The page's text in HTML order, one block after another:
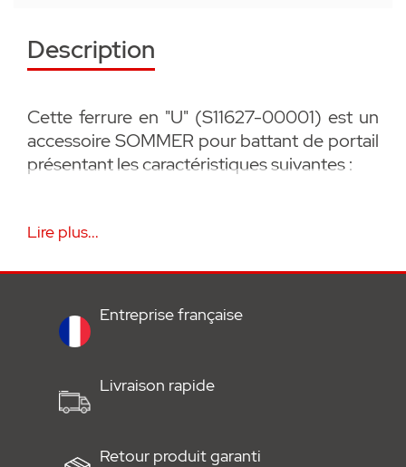
Description
Cette ferrure en "U" (S11627-00001) est un
accessoire SOMMER pour battant de portail
présentant les caractéristiques suivantes :
• Ferrure pour battant de portail
• Forme en U en acier galvanisé
• Côté portail compatible avec 32065V000
droite
• Accessoire SOMMER
Lire plus...
Entreprise française
Livraison rapide
Retour produit garanti